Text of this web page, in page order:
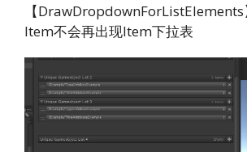
【
Item不会再出现Item下拉表